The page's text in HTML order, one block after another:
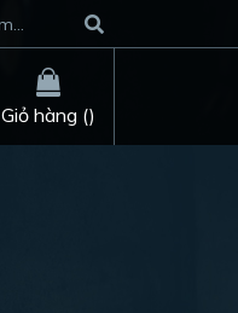
Giỏ hàng ()